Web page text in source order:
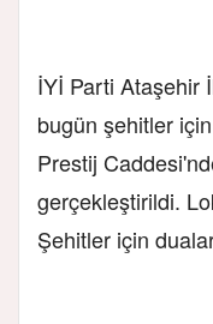
İYİ Parti Ataşehir
bugün şehitler
Prestij
gerçekleştirildi.
Şehitler için